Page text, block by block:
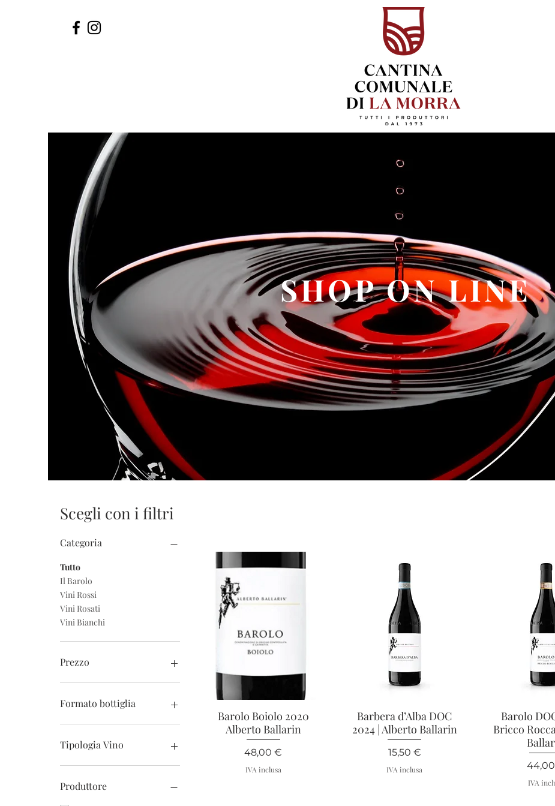
SHOP ON LINE
Scegli con i filtri
Categoria
Tutto
Il Barolo
Vini Rossi
Vini Rosati
Vini Bianchi
Prezzo
8 €
Formato bottiglia
0.375 cl
0.50 cl
75 cl.
Tipologia Vino
Arneis
Barbera
Produttore
Vista rapida
Barolo Boiolo 2020
Alberto Ballarin
Prezzo
48,00 €
IVA inclusa
Vista rapida
Barbera d’Alba DOC
2024 | Alberto Ballarin
Prezzo
15,50 €
IVA inclusa
Vista
Barolo
Bricco
IVA